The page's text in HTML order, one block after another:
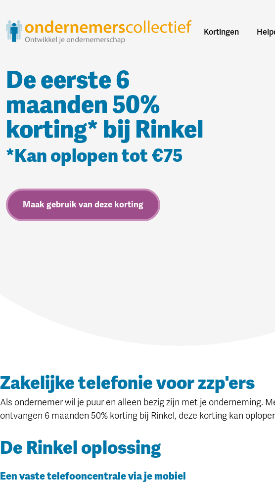
Kortingen
De eerste 6
maanden 50%
korting* bij Rinkel
*Kan oplopen tot €75
Maak gebruik van deze korting
Zakelijke telefonie voor zzp'ers
Als ondernemer wil je puur en alleen bezig zijn met je onderneming.
ontvangen 6 maanden 50% korting bij Rinkel, deze korting kan
De Rinkel oplossing
Een vaste telefooncentrale via je mobiel